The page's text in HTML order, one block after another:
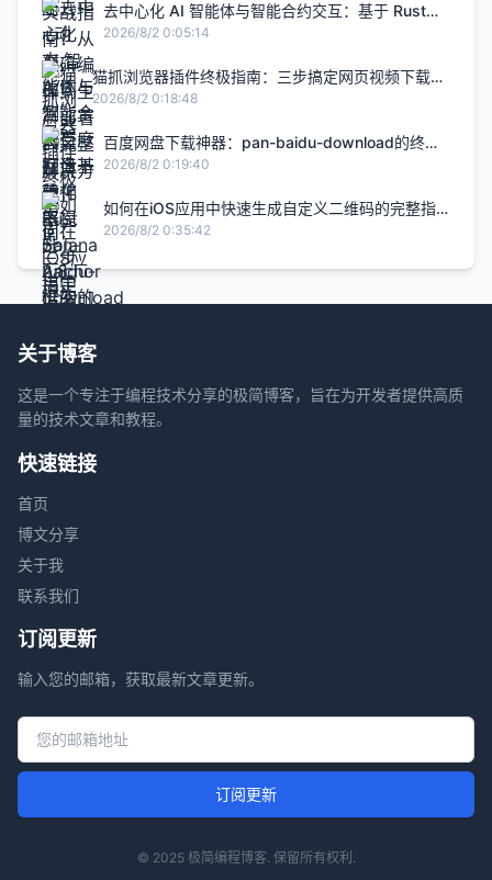
去中心化 AI 智能体与智能合约交互：基于 Rust
Solana Anchor 框架的链上 Agent 实战
2026/8/2 0:05:14
猫抓浏览器插件终极指南：三步搞定网页视频下载的
完整解决方案
2026/8/2 0:18:48
百度网盘下载神器：pan-baidu-download的终极
实战指南
2026/8/2 0:19:40
如何在iOS应用中快速生成自定义二维码的完整指
南
2026/8/2 0:35:42
关于博客
这是一个专注于编程技术分享的极简博客，旨在为开发者提供高质
量的技术文章和教程。
快速链接
首页
博文分享
关于我
联系我们
订阅更新
输入您的邮箱，获取最新文章更新。
邮箱地址
订阅更新
© 2025 极简编程博客. 保留所有权利.